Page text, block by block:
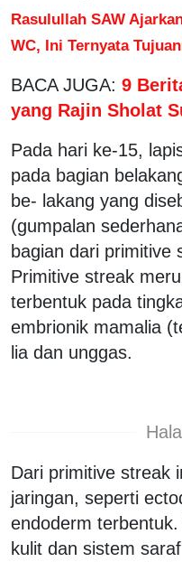
Rasulullah SAW
WC, Ini Ternyata
BACA JUGA: 9
yang Rajin Sholat
Pada hari ke-15,
pada bagian
be- lakang yang
(gumpalan
bagian dari primitive
Primitive streak
terbentuk pada
embrionik mamalia
lia dan unggas.
Dari primitive streak
jaringan, seperti
endoderm
kulit dan sistem